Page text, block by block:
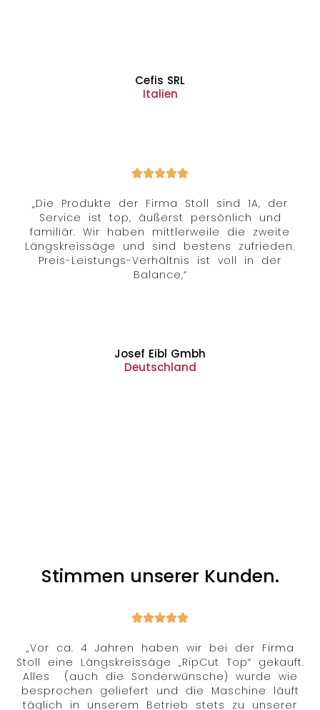
Cefis SRL
Italien
„Die Produkte der Firma Stoll sind 1A, der
Service ist top, äußerst persönlich und
familiär. Wir haben mittlerweile die zweite
Längskreissäge und sind bestens zufrieden.
Preis-Leistungs-Verhältnis ist voll in der
Balance,“
Josef Eibl Gmbh
Deutschland
Stimmen unserer Kunden.
„Vor ca. 4 Jahren haben wir bei der Firma
Stoll eine Längskreissäge „RipCut Top“ gekauft.
Alles (auch die Sonderwünsche) wurde wie
besprochen geliefert und die Maschine läuft
täglich in unserem Betrieb stets zu unserer